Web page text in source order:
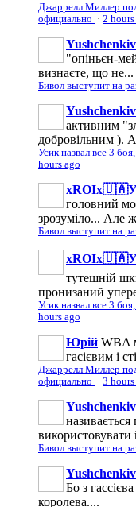
Джаррелл Миллер
официально · 2 hours
"опіньєн-
визнаєте, що не...
Бивол выступит на
активним
добровільним ).
Усик назвал все 3
hours ago
головний
зрозуміло... Але
Бивол выступит на
тутешній
пронизаний
Усик назвал все 3
hours ago
Юрій WBA
гасієвим і
Джаррелл Миллер
официально · 3 hours
використовувати
Бивол выступит на
Бо з
королева....